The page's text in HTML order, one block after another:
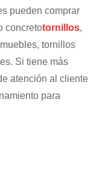
pueden comprar
concretotornillos,
tornillos
Si tiene más
atención al cliente
para